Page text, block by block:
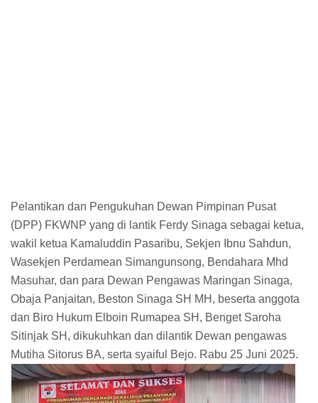
Pelantikan dan Pengukuhan Dewan Pimpinan Pusat
(DPP) FKWNP yang di lantik Ferdy Sinaga sebagai ketua,
wakil ketua Kamaluddin Pasaribu, Sekjen Ibnu Sahdun,
Wasekjen Perdamean Simangunsong, Bendahara Mhd
Masuhar, dan para Dewan Pengawas Maringan Sinaga,
Obaja Panjaitan, Beston Sinaga SH MH, beserta anggota
dan Biro Hukum Elboin Rumapea SH, Benget Saroha
Sitinjak SH, dikukuhkan dan dilantik Dewan pengawas
Mutiha Sitorus BA, serta syaiful Bejo. Rabu 25 Juni 2025.